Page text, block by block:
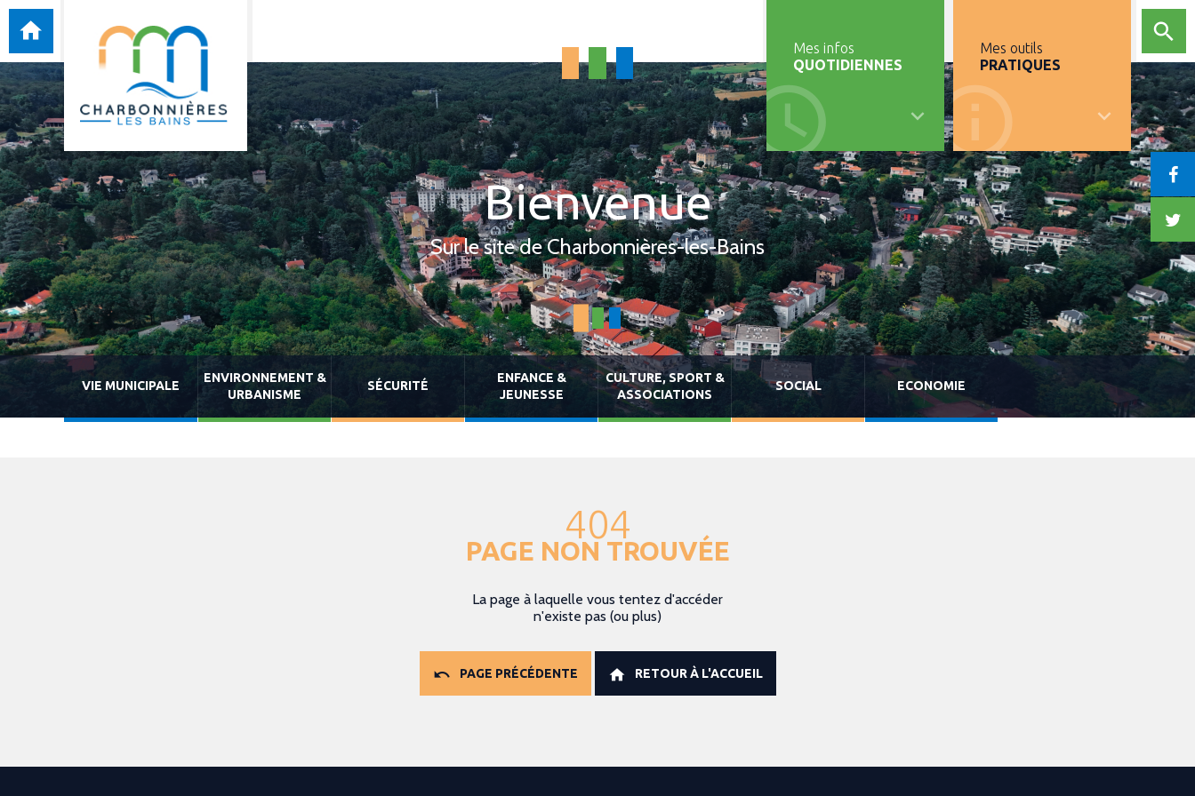
Mes infos
QUOTIDIENNES
Mes outils
PRATIQUES
Bienvenue
Sur le site de Charbonnières-les-Bains
VIE MUNICIPALE
ENVIRONNEMENT &
URBANISME
SÉCURITÉ
ENFANCE &
JEUNESSE
CULTURE, SPORT &
ASSOCIATIONS
SOCIAL ECONOMIE
404
PAGE NON TROUVÉE
La page à laquelle vous tentez d'accéder
n'existe pas (ou plus)
PAGE PRÉCÉDENTE RETOUR À L'ACCUEIL